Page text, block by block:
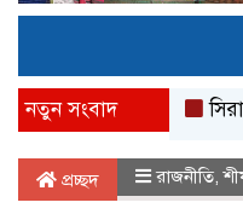
নতুন সংবাদ সিরাজগঞ্জের
প্রচ্ছদ রাজনীতি,